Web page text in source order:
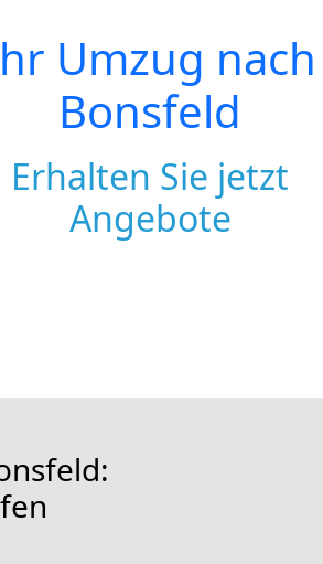
Umzug nach
Bonsfeld
Erhalten Sie jetzt
Angebote